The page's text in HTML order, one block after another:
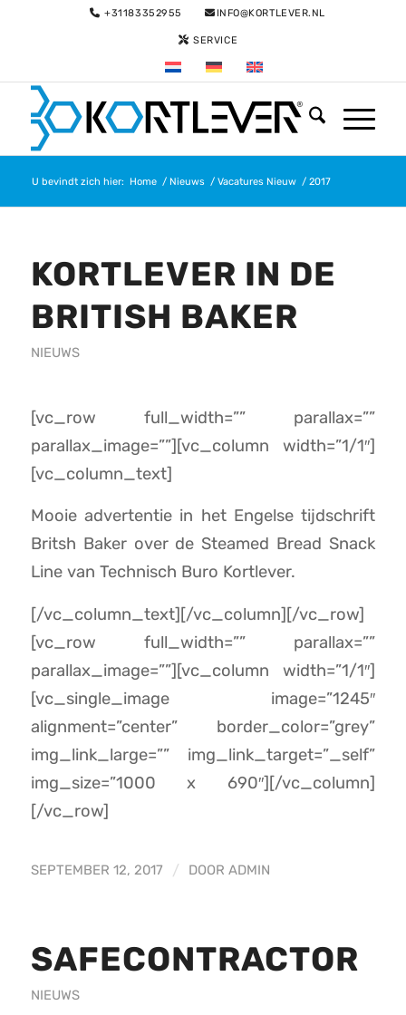
+31183352955 INFO@KORTLEVER.NL
SERVICE
U bevindt zich hier: Home / Nieuws / Vacatures Nieuw / 2017
KORTLEVER IN DE
BRITISH BAKER
NIEUWS
[vc_row full_width=”” parallax=””
parallax_image=””][vc_column width=”1/1″]
[vc_column_text]
Mooie advertentie in het Engelse tijdschrift
Britsh Baker over de Steamed Bread Snack
Line van Technisch Buro Kortlever.
[/vc_column_text][/vc_column][/vc_row]
[vc_row full_width=”” parallax=””
parallax_image=””][vc_column width=”1/1″]
[vc_single_image image=”1245″
alignment=”center” border_color=”grey”
img_link_large=”” img_link_target=”_self”
img_size=”1000 x 690″][/vc_column]
[/vc_row]
SEPTEMBER 12, 2017 / DOOR ADMIN
SAFECONTRACTOR
NIEUWS